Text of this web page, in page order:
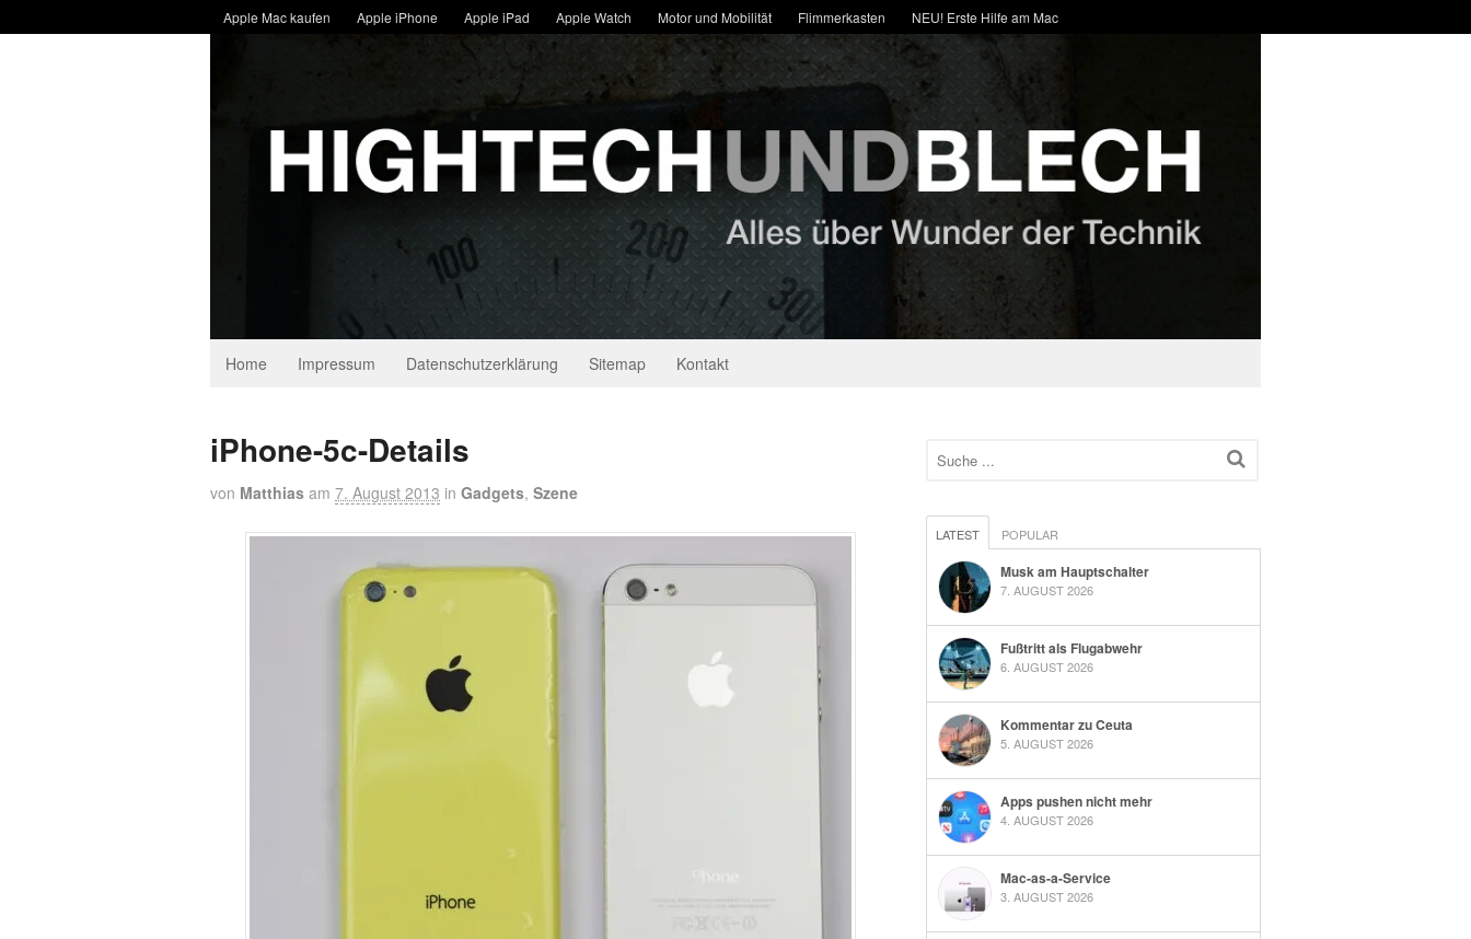
Apple Mac kaufen Apple iPhone Apple iPad Apple Watch Motor und Mobilität Flimmerkasten NEU! Erste Hilfe am Mac
Home Impressum Datenschutzerklärung Sitemap Kontakt
iPhone-5c-Details
von Matthias am 7. August 2013 in Gadgets, Szene
LATEST POPULAR
Musk am Hauptschalter
7. AUGUST 2026
Fußtritt als Flugabwehr
6. AUGUST 2026
Kommentar zu Ceuta
5. AUGUST 2026
Apps pushen nicht mehr
4. AUGUST 2026
Mac-as-a-Service
3. AUGUST 2026